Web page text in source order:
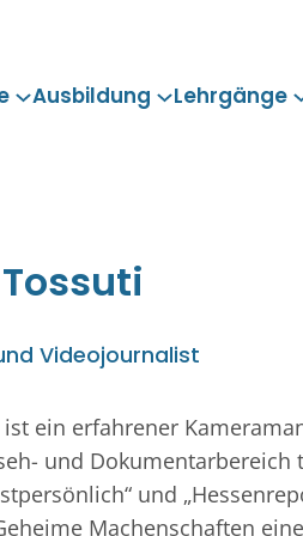
Ausbildung Lehrgänge
Tossuti
Videojournalist
ein erfahrener
und
und
Machenschaften